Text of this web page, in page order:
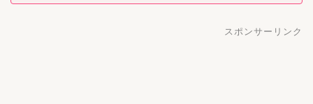
スポンサーリンク